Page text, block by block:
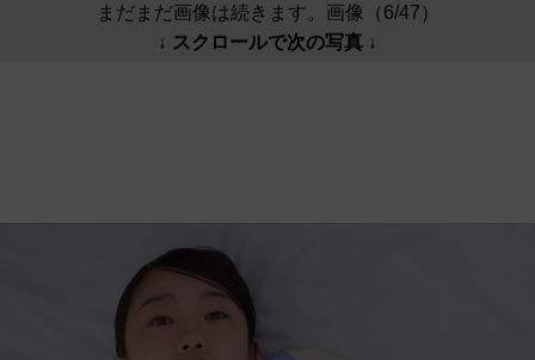
まだまだ画像は続きます。画像（6/47）
↓ スクロールで次の写真 ↓